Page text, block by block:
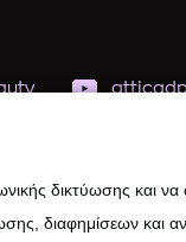
δικτύωσης και
διαφημίσεων και